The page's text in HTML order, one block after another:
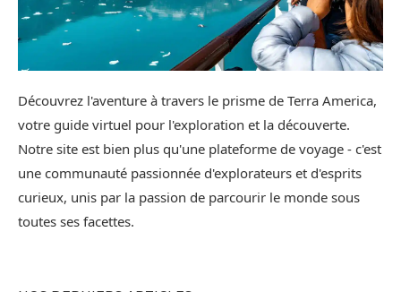
Découvrez l'aventure à travers le prisme de Terra America,
votre guide virtuel pour l'exploration et la découverte.
Notre site est bien plus qu'une plateforme de voyage - c'est
une communauté passionnée d'explorateurs et d'esprits
curieux, unis par la passion de parcourir le monde sous
toutes ses facettes.